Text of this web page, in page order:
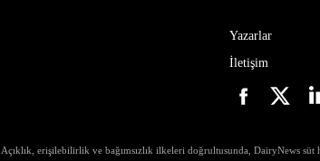
Yazarlar
İletişim
Açıklık, erişilebilirlik ve bağımsızlık ilkeleri doğrultusunda, DairyNews süt